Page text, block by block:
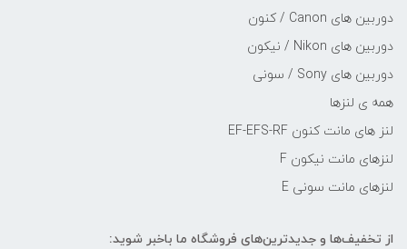
دوربین های Canon / کنون
دوربین های Nikon / نیکون
دوربین های Sony / سونی
همه ی لنزها
لنز های مانت کنون EF-EFS-RF
لنزهای مانت نیکون F
لنزهای مانت سونی E
از تخفیف‌ها و جدیدترین‌های فروشگاه ما باخبر شوید: